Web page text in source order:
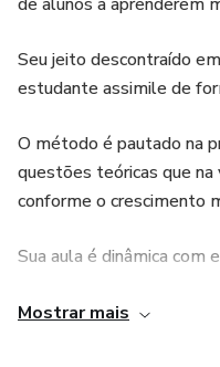
Seu jeito descontraído
estudante assimile de
O método é pautado na
questões teóricas que
conforme o crescimento
Sua aula é dinâmica com
Faça parte você também
Mostrar mais